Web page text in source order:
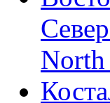
North